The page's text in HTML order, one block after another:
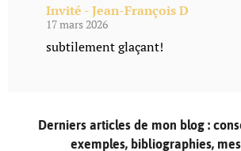
Invité - Jean-François D
17 mars 2026
subtilement glaçant!
Derniers articles de mon blog :
exemples, bibliographies,